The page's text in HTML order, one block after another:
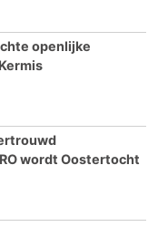
openlijke
wordt Oostertocht